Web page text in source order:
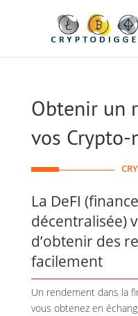
Obtenir un
vos Crypto-
La DeFI (finance
décentralisée)
d’obtenir des
facilement
Un rendement dans la
vous obtenez en